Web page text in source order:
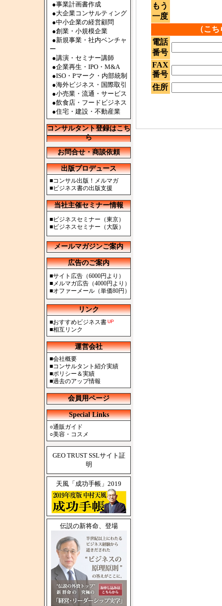
●事業計画書作成
●大企業コンサルティング
●中小企業の経営顧問
●創業・小規模企業
●新規事業・社内ベンチャ
ー
●講演・セミナー講師
●企業再生・IPO・M&A
●ISO・Pマーク・内部統制
●海外ビジネス・国際取引
●小売業・流通・サービス
●飲食店・フードビジネス
●住宅・建設・不動産業
コンサルタント登録はこち
ら
お問合せ・商談依頼
出版プロデュース
■コンサル出版！メルマガ
■ビジネス書の出版支援
当社主催セミナー情報
■ビジネスセミナー（東京）
■ビジネスセミナー（大阪）
メールマガジンご案内
広告のご案内
■サイト広告（6000円より）
■メルマガ広告（4000円より）
■オファーメール（単価80円）
リンク
■おすすめビジネス書
■相互リンク
運営会社
■会社概要
■コンサルタント紹介実績
■ポリシー＆実績
■過去のアップ情報
会員用ページ
Special Links
○通販ガイド
○美容・コスメ
GEO TRUST SSLサイト証
明
天風「成功手帳」2019
伝説の新将命、登場
もう
一度
（こ
電話
番号
FAX
番号
住所